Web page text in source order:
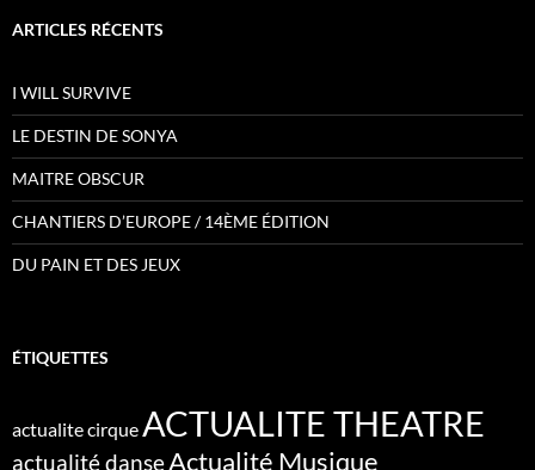
ARTICLES RÉCENTS
I WILL SURVIVE
LE DESTIN DE SONYA
MAITRE OBSCUR
CHANTIERS D’EUROPE / 14ÈME ÉDITION
DU PAIN ET DES JEUX
ÉTIQUETTES
actualite cirqueACTUALITE THEATRE
actualité danseActualité Musique